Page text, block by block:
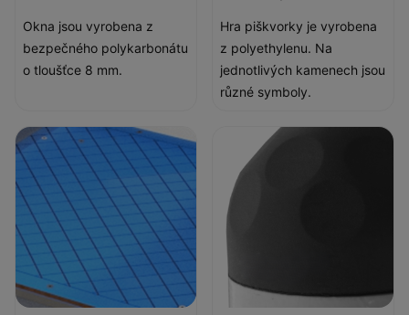
Okna jsou vyrobena z
bezpečného polykarbonátu
o tloušťce 8 mm.
Hra piškvorky je vyrobena
z polyethylenu. Na
jednotlivých kamenech jsou
různé symboly.